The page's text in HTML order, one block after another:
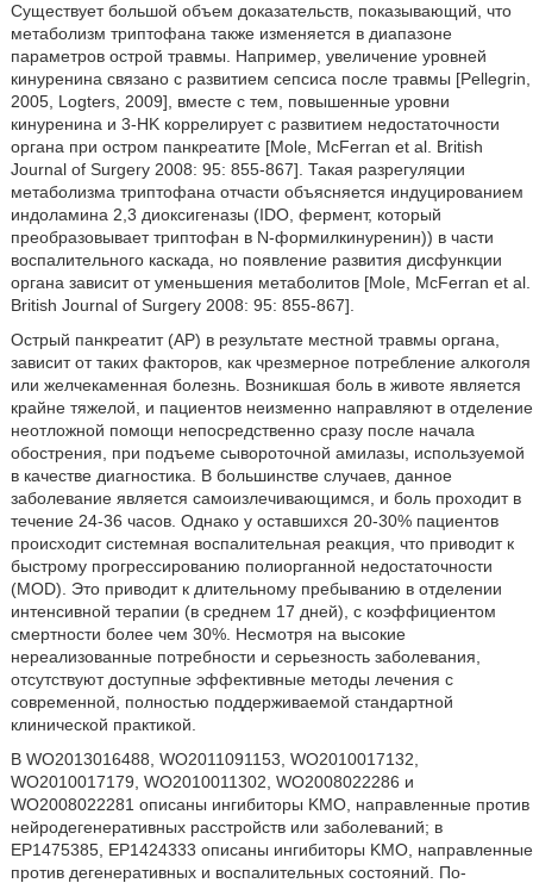
Существует большой объем доказательств, показывающий, что
метаболизм триптофана также изменяется в диапазоне
параметров острой травмы. Например, увеличение уровней
кинуренина связано с развитием сепсиса после травмы [Pellegrin,
2005, Logters, 2009], вместе с тем, повышенные уровни
кинуренина и 3-HK коррелирует с развитием недостаточности
органа при остром панкреатите [Mole, McFerran et al. British
Journal of Surgery 2008: 95: 855-867]. Такая разрегуляции
метаболизма триптофана отчасти объясняется индуцированием
индоламина 2,3 диоксигеназы (IDO, фермент, который
преобразовывает триптофан в N-формилкинуренин)) в части
воспалительного каскада, но появление развития дисфункции
органа зависит от уменьшения метаболитов [Mole, McFerran et al.
British Journal of Surgery 2008: 95: 855-867].
Острый панкреатит (AP) в результате местной травмы органа,
зависит от таких факторов, как чрезмерное потребление алкоголя
или желчекаменная болезнь. Возникшая боль в животе является
крайне тяжелой, и пациентов неизменно направляют в отделение
неотложной помощи непосредственно сразу после начала
обострения, при подъеме сывороточной амилазы, используемой
в качестве диагностика. В большинстве случаев, данное
заболевание является самоизлечивающимся, и боль проходит в
течение 24-36 часов. Однако у оставшихся 20-30% пациентов
происходит системная воспалительная реакция, что приводит к
быстрому прогрессированию полиорганной недостаточности
(MOD). Это приводит к длительному пребыванию в отделении
интенсивной терапии (в среднем 17 дней), с коэффициентом
смертности более чем 30%. Несмотря на высокие
нереализованные потребности и серьезность заболевания,
отсутствуют доступные эффективные методы лечения с
современной, полностью поддерживаемой стандартной
клинической практикой.
В WO2013016488, WO2011091153, WO2010017132,
WO2010017179, WO2010011302, WO2008022286 и
WO2008022281 описаны ингибиторы KMO, направленные против
нейродегенеративных расстройств или заболеваний; в
EP1475385, EP1424333 описаны ингибиторы KMO, направленные
против дегенеративных и воспалительных состояний. По-